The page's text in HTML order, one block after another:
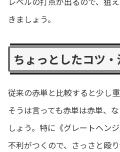
きましょう。
ちょっとしたコツ
従来の赤単と比較すると少し
そうは言っても赤単は赤単、
しょう。特に《グレートヘン
不利がつくので、さっさと殴り